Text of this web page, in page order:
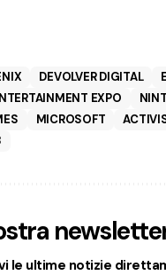
DEVOLVER DIGITAL
EXPO
MICROSOFT
le ultime notizie